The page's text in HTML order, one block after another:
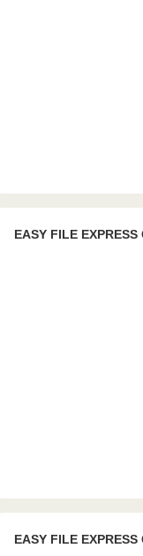
EASY FILE EXPRESS
EASY FILE EXPRESS